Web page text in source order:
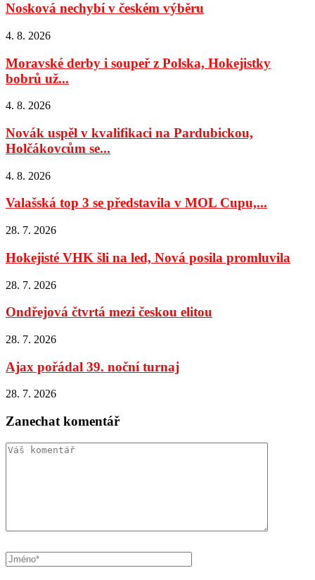
Nosková nechybí v českém výběru
4. 8. 2026
Moravské derby i soupeř z Polska, Hokejistky
bobrů už...
4. 8. 2026
Novák uspěl v kvalifikaci na Pardubickou,
Holčákovcům se...
4. 8. 2026
Valašská top 3 se představila v MOL Cupu,...
28. 7. 2026
Hokejisté VHK šli na led, Nová posila promluvila
28. 7. 2026
Ondřejová čtvrtá mezi českou elitou
28. 7. 2026
Ajax pořádal 39. noční turnaj
28. 7. 2026
Zanechat komentář